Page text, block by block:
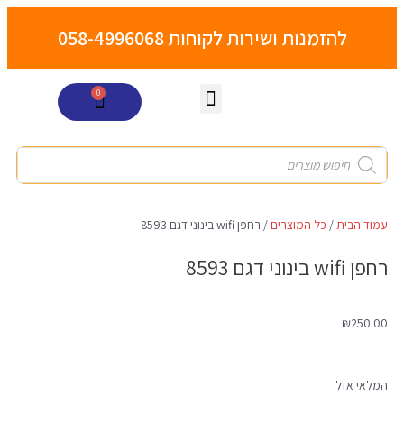
דילוג
להזמנות ושירות לקוחות 058-4996068
0
עגלת
קניות
Products
search
עמוד הבית/ כל המוצרים / רחפן wifi בינוני דגם 8593
רחפן wifi בינוני דגם 8593
₪250.00
המלאי אזל